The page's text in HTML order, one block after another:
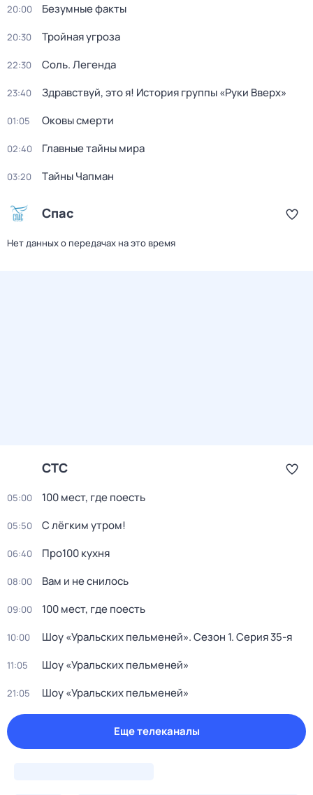
20:00 Безумные факты
20:30 Тройная угроза
22:30 Соль. Легенда
23:40 Здравствуй, это я! История группы «Руки Вверх»
01:05 Оковы смерти
02:40 Главные тайны мира
03:20 Тaйны Чапман
Спас
Нет данных о передачах на это время
СТС
05:00 100 мест, где поесть
05:50 С лёгким утром!
06:40 Про100 кухня
08:00 Вам и не снилось
09:00 100 мест, где поесть
10:00 Шоу «Уральских пельменей». Сезон 1. Серия 35-я
11:05 Шоу «Уральских пельменей»
21:05 Шоу «Уральских пельменей»
Еще телеканалы